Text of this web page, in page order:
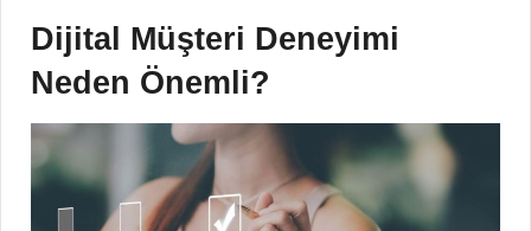
Dijital Müşteri Deneyimi
Neden Önemli?